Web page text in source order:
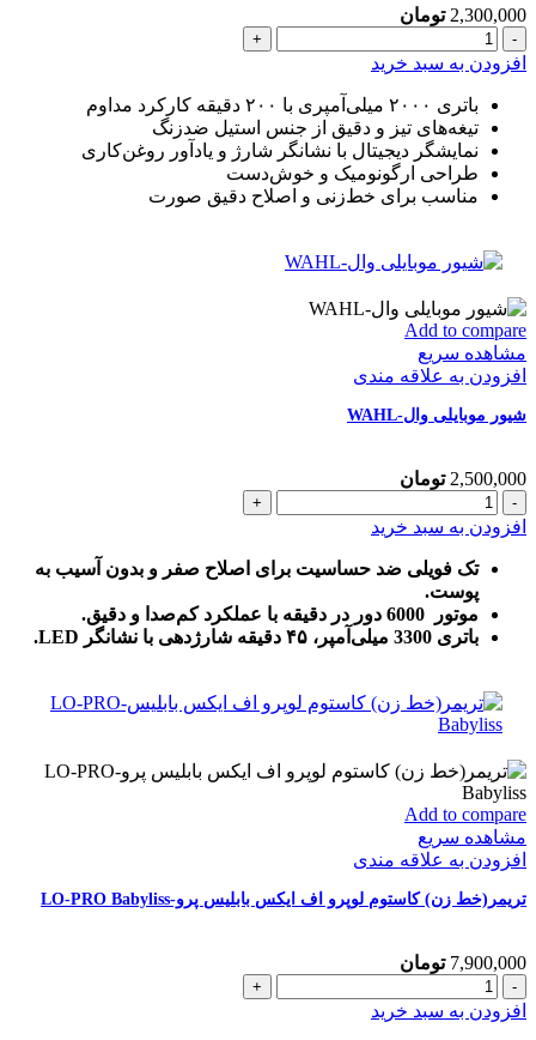
2,300,000 تومان
تریمر(خط
زن)
VGR
912
عدد
افزودن به سبد خرید
باتری ۲۰۰۰ میلی‌آمپری با ۲۰۰ دقیقه کارکرد مداوم
تیغه‌های تیز و دقیق از جنس استیل ضدزنگ
نمایشگر دیجیتال با نشانگر شارژ و یادآور روغن‌کاری
طراحی ارگونومیک و خوش‌دست
مناسب برای خط‌زنی و اصلاح دقیق صورت
Add to compare
مشاهده سریع
افزودن به علاقه مندی
شیور موبایلی وال-WAHL
2,500,000 تومان
شیور
موبایلی
WAHL
عدد
افزودن به سبد خرید
تک فویلی ضد حساسیت برای اصلاح صفر و بدون آسیب به
پوست.
موتور 6000 دور در دقیقه با عملکرد کم‌صدا و دقیق.
باتری 3300 میلی‌آمپر، ۴۵ دقیقه شارژدهی با نشانگر LED.
Add to compare
مشاهده سریع
افزودن به علاقه مندی
تریمر(خط زن) کاستوم لوپرو اف ایکس بابلیس پرو-LO-PRO Babyliss
7,900,000 تومان
تریمر(خط
زن)
افزودن به سبد خرید